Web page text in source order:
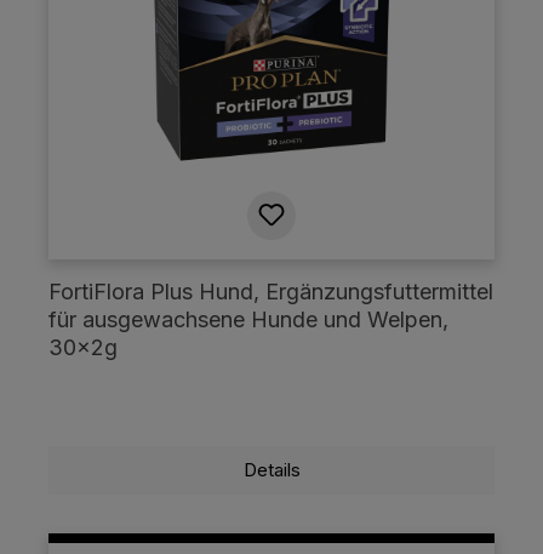
FortiFlora Plus Hund, Ergänzungsfuttermittel
für ausgewachsene Hunde und Welpen,
30x2g
Details